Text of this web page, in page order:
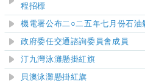
程招標
機電署公布二○二五年七月份石油
​政府委任交通諮詢委員會成員
汀九灣泳灘懸掛紅旗
貝澳泳灘懸掛紅旗